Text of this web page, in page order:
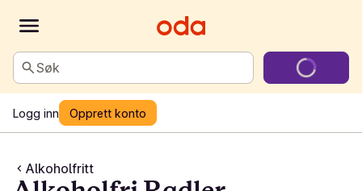
Søk
Logg inn Opprett konto
Alkoholfritt